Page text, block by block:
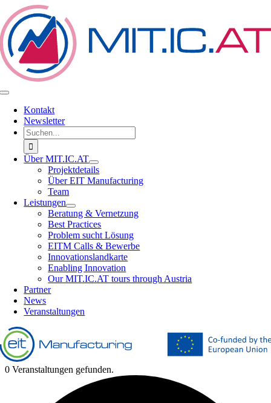
Zum
Inhalt
springen
Toggle
NavigationKontakt
Newsletter
Suche
nach:
Über MIT.IC.AT
Projektdetails
Über EIT Manufacturing
Team
Leistungen
Beratung & Vernetzung
Best Practices
Problem sucht Lösung
EITM Calls & Bewerbe
Innovationslandkarte
Enabling Innovation
Our MIT.IC.AT tours through Austria
Partner
News
Veranstaltungen
0 Veranstaltungen gefunden.